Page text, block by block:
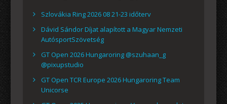
Szlovákia Ring 2026 08 21-23 időterv
Dávid Sándor Díjat alapított a Magyar Nemzeti
AutósportSzövetség
GT Open 2026 Hungaroring @szuhaan_g
@pixupstudio
GT Open TCR Europe 2026 Hungaroring Team
Unicorse